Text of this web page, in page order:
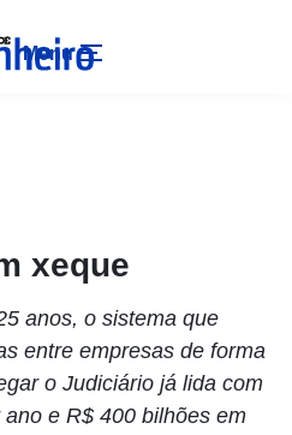
Menu
xeque
anos, o sistema que
entre empresas de forma
o Judiciário já lida com
e R$ 400 bilhões em